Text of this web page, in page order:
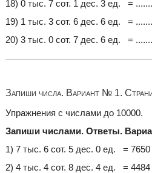
18) 0 тыс. 7 сот. 1 дес. 3 ед. =
19) 1 тыс. 3 сот. 6 дес. 6 ед. =
20) 3 тыс. 0 сот. 7 дес. 6 ед. =
Запиши числа. Вариант № 1.
Упражнения с числами до 10000.
Запиши числами. Ответы.
1) 7 тыс. 6 сот. 5 дес. 0 ед. = 7650
2) 4 тыс. 4 сот. 8 дес. 4 ед. = 4484